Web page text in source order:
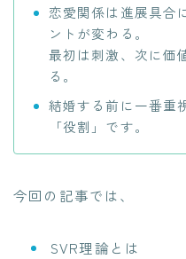
恋愛関係は進展具合
ントが変わる。
最初は刺激、次に価
る。
結婚する前に一番重
「役割」です。
今回の記事では、
SVR理論とは